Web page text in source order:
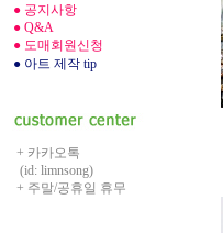
● 공지사항
● Q&A
● 도매회원신청
● 아트 제작 tip
+ 카카오톡
(id: limnsong)
+ 주말/공휴일 휴무